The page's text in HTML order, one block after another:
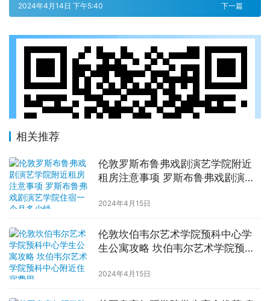
下一篇
2024年4月14日 下午5:40
相关推荐
伦敦罗斯布鲁弗戏剧演艺学院附近
租房注意事项 罗斯布鲁弗戏剧演艺
2024年4月15日
伦敦坎伯韦尔艺术学院预科中心学
生公寓攻略 坎伯韦尔艺术学院预科
2024年4月15日